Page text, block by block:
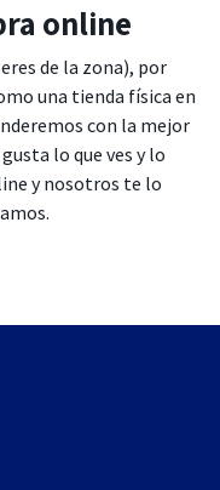
online
de la zona), por
una tienda física en
con la mejor
lo que ves y lo
y nosotros te lo